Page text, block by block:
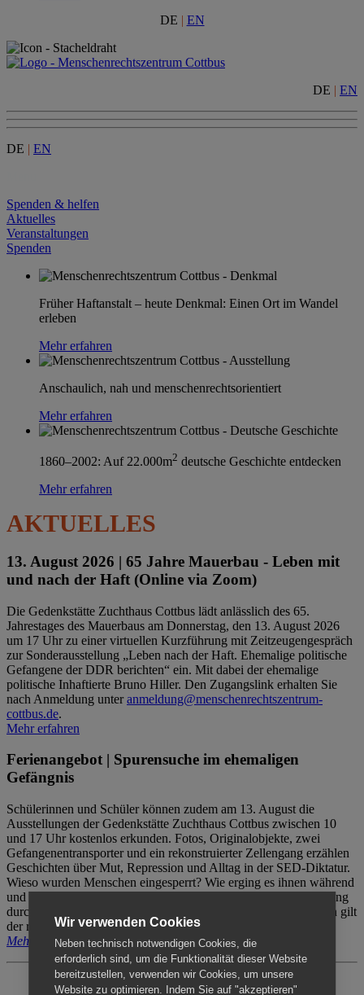
DE | EN
DE | EN
DE | EN
Spenden & helfen
Aktuelles
Veranstaltungen
Spenden
Früher Haftanstalt – heute Denkmal: Einen Ort im Wandel
erleben
Mehr erfahren
Anschaulich, nah und menschenrechtsorientiert
Mehr erfahren
1860–2002: Auf 22.000m2 deutsche Geschichte entdecken
Mehr erfahren
AKTUELLES
13. August 2026 | 65 Jahre Mauerbau - Leben mit
und nach der Haft (Online via Zoom)
Die Gedenkstätte Zuchthaus Cottbus lädt anlässlich des 65.
Jahrestages des Mauerbaus am Donnerstag, den 13. August 2026
um 17 Uhr zu einer virtuellen Kurzführung mit Zeitzeugengespräch
zur Sonderausstellung „Leben nach der Haft. Ehemalige politische
Gefangene der DDR berichten“ ein. Mit dabei der ehemalige
politische Inhaftierte Bruno Hiller. Den Zugangslink erhalten Sie
nach Anmeldung unteranmeldung@menschenrechtszentrum-
cottbus.de.
Mehr erfahren
Ferienangebot | Spurensuche im ehemaligen
Gefängnis
Schülerinnen und Schüler können zudem am 13. August die
Ausstellungen der Gedenkstätte Zuchthaus Cottbus zwischen 10
und 17 Uhr kostenlos erkunden. Fotos, Originalobjekte, zwei
Gefangenentransporter und ein rekonstruierter Zellengang erzählen
Geschichten über Mut, Repression und Alltag in der SED-Diktatur.
Wieso wurden Menschen eingesperrt? Wie erging es ihnen während
und nach der Haft? Der Besuch erfolgt individuell ohne Betreuung
durch das Menschenrechtszentrum Cottbus. Für Begleitpersonen gilt
der reguläre Eintritt (8€ / ermäßigt 5€).
Mehr erfahren
Wir verwenden Cookies
Neben technisch notwendigen Cookies, die
erforderlich sind, um die Funktionalität dieser Website
bereitzustellen, verwenden wir Cookies, um unsere
Website zu optimieren. Indem Sie auf "akzeptieren"